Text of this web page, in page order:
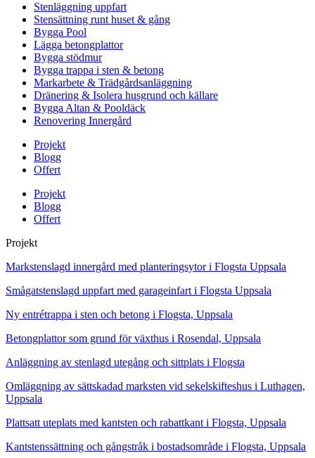
Stenläggning uppfart
Stensättning runt huset & gång
Bygga Pool
Lägga betongplattor
Bygga stödmur
Bygga trappa i sten & betong
Markarbete & Trädgårdsanläggning
Dränering & Isolera husgrund och källare
Bygga Altan & Pooldäck
Renovering Innergård
Projekt
Blogg
Offert
Projekt
Blogg
Offert
Projekt
Markstenslagd innergård med planteringsytor i Flogsta Uppsala
Smågatstenslagd uppfart med garageinfart i Flogsta Uppsala
Ny entrétrappa i sten och betong i Flogsta, Uppsala
Betongplattor som grund för växthus i Rosendal, Uppsala
Anläggning av stenlagd utegång och sittplats i Flogsta
Omläggning av sättskadad marksten vid sekelskifteshus i Luthagen,
Uppsala
Plattsatt uteplats med kantsten och rabattkant i Flogsta, Uppsala
Kantstenssättning och gångstråk i bostadsområde i Flogsta, Uppsala